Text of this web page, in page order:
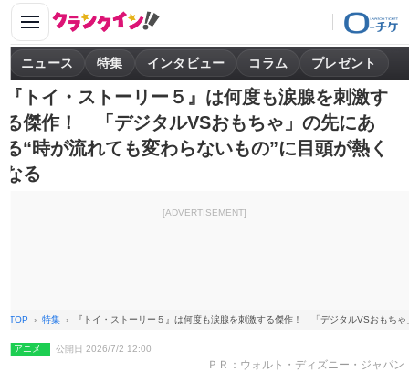
ニュース 特集 インタビュー コラム プレゼント
『トイ・ストーリー５』は何度も涙腺を刺激す
る傑作！ 「デジタルVSおもちゃ」の先にあ
る“時が流れても変わらないもの”に目頭が熱く
なる
[ADVERTISEMENT]
TOP 特集 『トイ・ストーリー５』は何度も涙腺を刺激する傑作！ 「デジタルVSおもち
アニメ 公開日 2026/7/2 12:00
ＰＲ：ウォルト・ディズニー・ジャパン